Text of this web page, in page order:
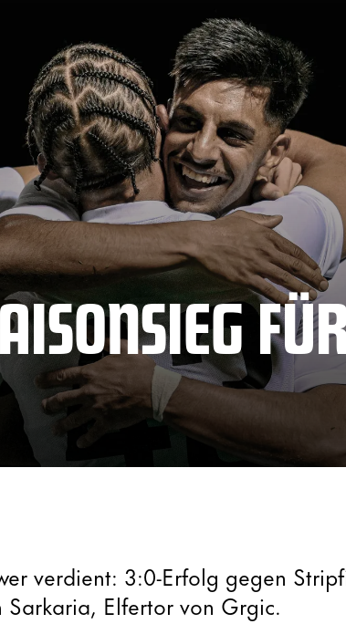
verdient: 3:0-Erfolg gegen
Elfertor von Grgic.